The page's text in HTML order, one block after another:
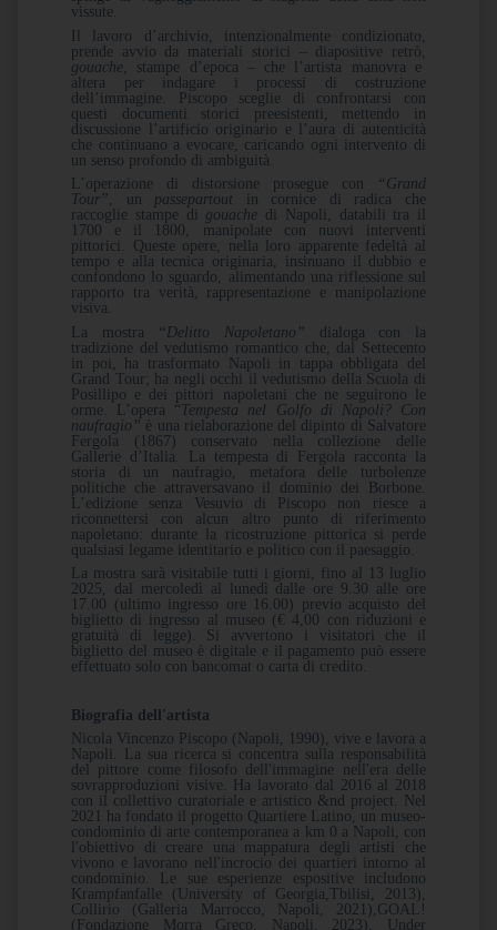
vissute.
Il lavoro d’archivio, intenzionalmente condizionato,
prende avvio da materiali storici – diapositive retrò,
gouache , stampe d’epoca – che l’artista manovra e
altera per indagare i processi di costruzione
dell’immagine. Piscopo sceglie di confrontarsi con
questi documenti storici preesistenti, mettendo in
discussione l’artificio originario e l’aura di autenticità
che continuano a evocare, caricando ogni intervento di
un senso profondo di ambiguità.
L’operazione di distorsione prosegue con
“Grand
Tour”, un passepartout in cornice di radica che
raccoglie stampe di gouache di Napoli, databili tra il
1700 e il 1800, manipolate con nuovi interventi
pittorici. Queste opere, nella loro apparente fedeltà al
tempo e alla tecnica originaria, insinuano il dubbio e
confondono lo sguardo, alimentando una riflessione sul
rapporto tra verità, rappresentazione e manipolazione
visiva.
La mostra “Delitto Napoletano”
dialoga con la
tradizione del vedutismo romantico che, dal Settecento
in poi, ha trasformato Napoli in tappa obbligata del
Grand Tour; ha negli occhi il vedutismo della Scuola di
Posillipo e dei pittori napoletani che ne seguirono le
orme. L’opera “Tempesta nel Golfo di Napoli? Con
naufragio” è una rielaborazione del dipinto di Salvatore
Fergola (1867) conservato nella collezione delle
Gallerie d’Italia. La tempesta di Fergola racconta la
storia di un naufragio, metafora delle turbolenze
politiche che attraversavano il dominio dei Borbone.
L’edizione senza Vesuvio di Piscopo non riesce a
riconnettersi con alcun altro punto di riferimento
napoletano: durante la ricostruzione pittorica si perde
qualsiasi legame identitario e politico con il paesaggio.
La mostra sarà visitabile tutti i giorni, fino al 13 luglio
2025, dal mercoledì al lunedì dalle ore 9.30 alle ore
17.00 (ultimo ingresso ore 16.00) previo acquisto del
biglietto di ingresso al museo (€ 4,00 con riduzioni e
gratuità di legge). Si avvertono i visitatori che il
biglietto del museo è digitale e il pagamento può essere
effettuato solo con bancomat o carta di credito.
Biografia dell'artista
Nicola Vincenzo Piscopo (Napoli, 1990), vive e lavora a
Napoli. La sua ricerca si concentra sulla responsabilità
del pittore come filosofo dell'immagine nell'era delle
sovrapproduzioni visive. Ha lavorato dal 2016 al 2018
con il collettivo curatoriale e artistico &nd project. Nel
2021 ha fondato il progetto Quartiere Latino, un museo-
condominio di arte contemporanea a km 0 a Napoli, con
l'obiettivo di creare una mappatura degli artisti che
vivono e lavorano nell'incrocio dei quartieri intorno al
condominio. Le sue esperienze espositive includono
Krampfanfalle (University of Georgia,Tbilisi, 2013),
Collirio (Galleria Marrocco, Napoli, 2021),GOAL!
(Fondazione Morra Greco, Napoli, 2023), Under